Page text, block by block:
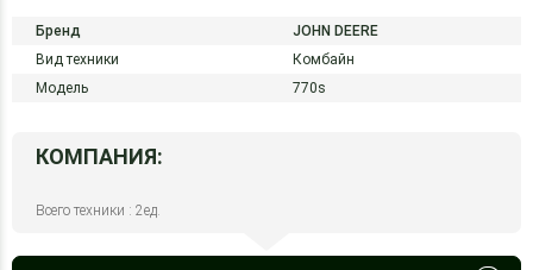
Бренд
JOHN DEERE
Вид техники
Комбайн
Модель
770s
КОМПАНИЯ:
Всего техники : 2ед.